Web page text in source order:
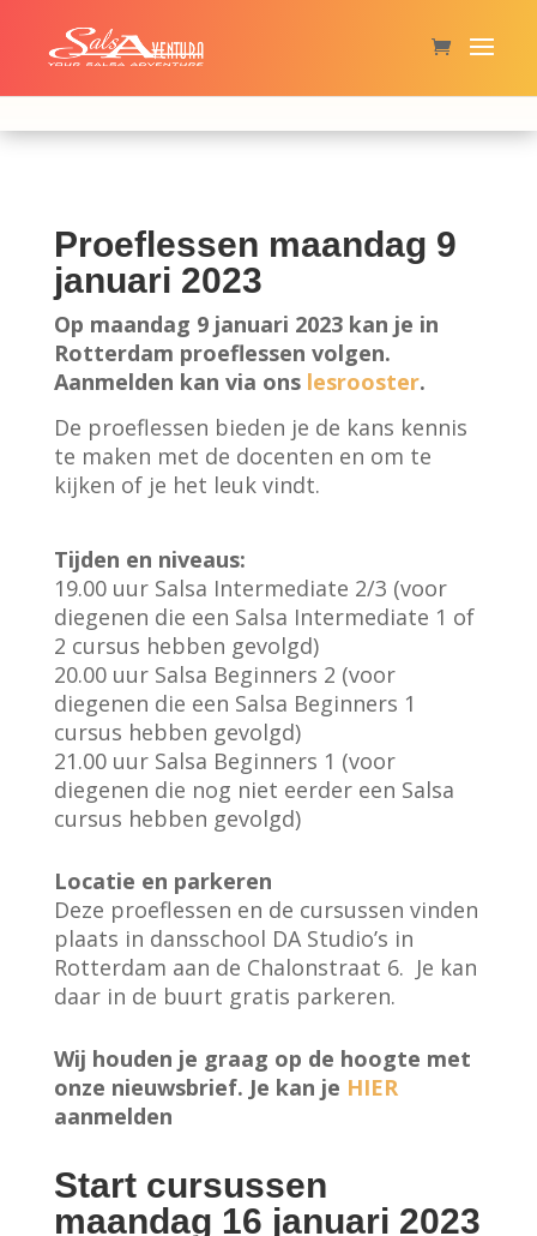
ONLINE
ZOETERMEER EN
Proeflessen maandag 9
januari 2023
Op maandag 9 januari 2023 kan je in
Rotterdam proeflessen volgen.
Aanmelden kan via ons lesrooster.
De proeflessen bieden je de kans kennis
te maken met de docenten en om te
kijken of je het leuk vindt.
Tijden en niveaus:
19.00 uur Salsa Intermediate 2/3 (voor
diegenen die een Salsa Intermediate 1 of
2 cursus hebben gevolgd)
20.00 uur Salsa Beginners 2 (voor
diegenen die een Salsa Beginners 1
cursus hebben gevolgd)
21.00 uur Salsa Beginners 1 (voor
diegenen die nog niet eerder een Salsa
cursus hebben gevolgd)
Locatie en parkeren
Deze proeflessen en de cursussen vinden
plaats in dansschool DA Studio’s in
Rotterdam aan de Chalonstraat 6. Je kan
daar in de buurt gratis parkeren.
Wij houden je graag op de hoogte met
onze nieuwsbrief. Je kan je HIER
aanmelden
Start cursussen
maandag 16 januari 2023